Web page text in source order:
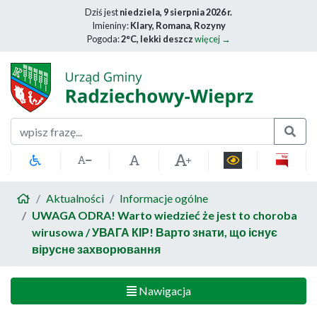
Dziś jestniedziela, 9 sierpnia 2026 r.
Imieniny:Klary, Romana, Rozyny
Pogoda:2°C, lekki deszczwięcej →
Szukaj
Aktualności
Informacje ogólne
UWAGA ODRA! Warto wiedzieć że jest to choroba
wirusowa / УВАГА КІР! Варто знати, що існує
вірусне захворювання
Nawigacja